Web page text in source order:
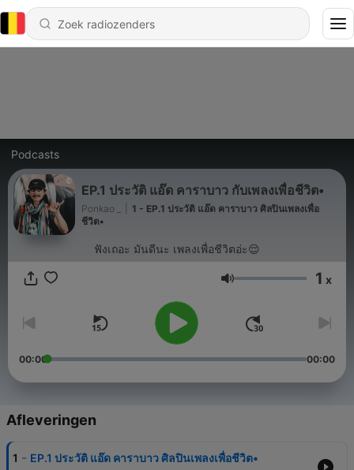
Podcasts
EP.1 ประวัติ แอ๊ด คาราบาว กับเพลงเพื่อชีวิต•
Ponkao _
1 - EP.1 ประวัติ แอ๊ด คาราบาว ศิลปินเพลงเพื่อ
ชีวิต•
ฟังเถอะ มันดีนะ เพลงเพื่อชีวิตอ่ะ😌
Volume 1 x
00:00 00:00
Afleveringen
1 - EP.1 ประวัติ แอ๊ด คาราบาว ศิลปินเพลงเพื่อชีวิต•